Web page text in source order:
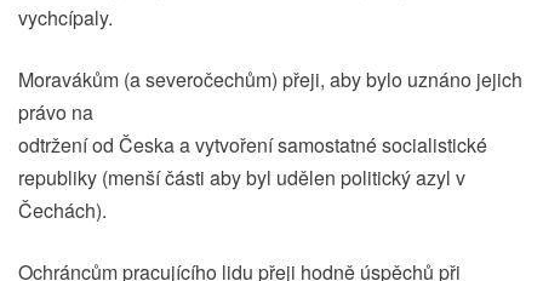
vychcípaly.
Moravákům (a severočechům) přeji, aby bylo uznáno jejich
právo na
odtržení od Česka a vytvoření samostatné socialistické
republiky (menší části aby byl udělen politický azyl v
Čechách).
Ochráncům pracujícího lidu přeji hodně úspěchů při